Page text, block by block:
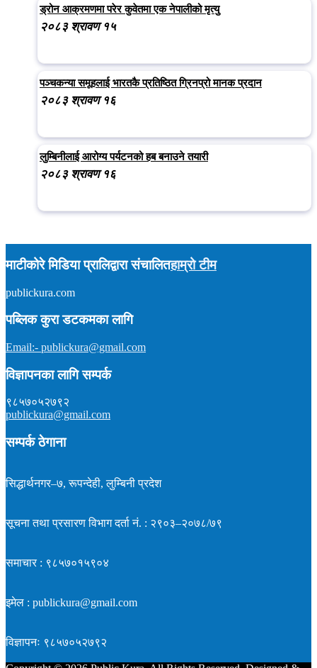
ड्रोन आक्रमणमा परेर कुवेतमा एक नेपालीको मृत्यु
२०८३ श्रावण १५
पञ्चकन्या समूहलाई भारतकै प्रतिष्ठित ग्रिनप्रो मानक प्रदान
२०८३ श्रावण १६
लुम्बिनीलाई आरोग्य पर्यटनको हब बनाउने तयारी
२०८३ श्रावण १६
माटीकोरे मिडिया प्रालिद्वारा संचालित
publickura.com
पब्लिक कुरा डटकमका लागि
Email:- publickura@gmail.com
विज्ञापनका लागि सम्पर्क
९८५७०५२७९२
publickura@gmail.com
हाम्रो टीम
सम्पर्क ठेगाना
सिद्धार्थनगर–७, रूपन्देही, लुम्बिनी प्रदेश
सूचना तथा प्रसारण विभाग दर्ता नं. : २९०३–२०७८/७९
समाचार : ९८५७०१५९०४
इमेल : publickura@gmail.com
विज्ञापनः ९८५७०५२७९२